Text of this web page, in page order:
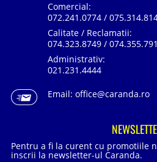
Comercial:
072.241.0774 /
Calitate / Reclamatii:
074.323.8749 /
Administrativ:
021.231.4444
Email: office@caranda.ro
Pentru a fi la curent cu promotiile
inscrii la newsletter-ul Caranda.